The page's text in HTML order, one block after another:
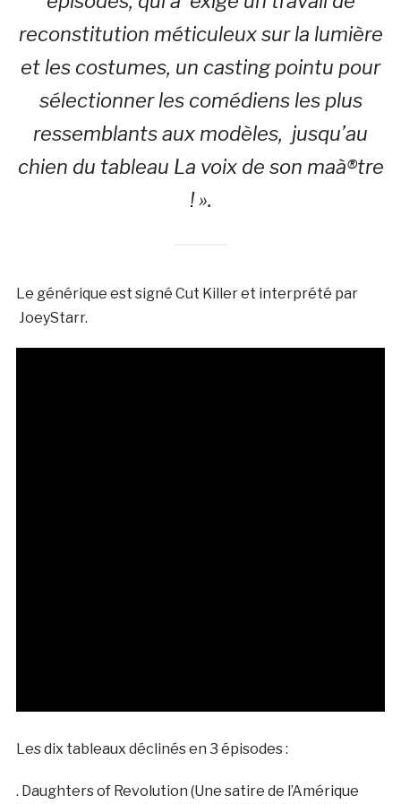
reconstitution méticuleux sur la lumière
et les costumes, un casting pointu pour
sélectionner les comédiens les plus
ressemblants aux modèles, jusqu’au
chien du tableau La voix de son maà®tre
! ».
Le générique est signé Cut Killer et interprété par
JoeyStarr.
Les dix tableaux déclinés en 3 épisodes :
. Daughters of Revolution (Une satire de l’Amérique